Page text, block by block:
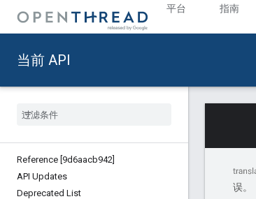
平台 指南
当前 API
Reference [9d6aacb942]
API Updates
Deprecated List
误。